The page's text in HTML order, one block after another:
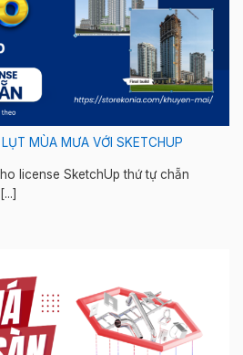
MÙA MƯA VỚI SKETCHUP
license SketchUp thứ tự chẵn